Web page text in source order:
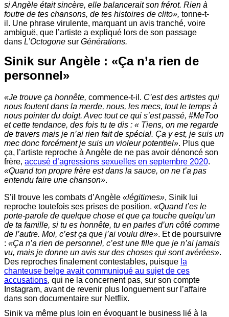
si Angèle était sincère, elle balancerait son frérot. Rien à
foutre de tes chansons, de tes histoires de clito», tonne-t-
il. Une phrase virulente, marquant un avis tranché, voire
ambiguë, que l’artiste a expliqué lors de son passage
dans L’Octogone sur Générations.
Sinik sur Angèle : «Ça n’a rien de
personnel»
«Je trouve ça honnête, commence-t-il. C’est des artistes qui
nous foutent dans la merde, nous, les mecs, tout le temps à
nous pointer du doigt. Avec tout ce qui s’est passé, #MeToo
et cette tendance, des fois tu te dis : « Tiens, on me regarde
de travers mais je n’ai rien fait de spécial. Ça y est, je suis un
mec donc forcément je suis un violeur potentiel». Plus que
ça, l’artiste reproche à Angèle de ne pas avoir dénoncé son
frère, accusé d’agressions sexuelles en septembre 2020.
«Quand ton propre frère est dans la sauce, on ne t’a pas
entendu faire une chanson».
S’il trouve les combats d’Angèle «légitimes», Sinik lui
reproche toutefois ses prises de position. «Quand t’es le
porte-parole de quelque chose et que ça touche quelqu’un
de ta famille, si tu es honnête, tu en parles d’un côté comme
de l’autre. Moi, c’est ça que j’ai voulu dire». Et de poursuivre
: «Ça n’a rien de personnel, c’est une fille que je n’ai jamais
vu, mais je donne un avis sur des choses qui sont avérées».
Des reproches finalement contestables, puisque la
chanteuse belge avait communiqué au sujet de ces
accusations, qui ne la concernent pas, sur son compte
Instagram, avant de revenir plus longuement sur l’affaire
dans son documentaire sur Netflix.
Sinik va même plus loin en évoquant le business lié à la